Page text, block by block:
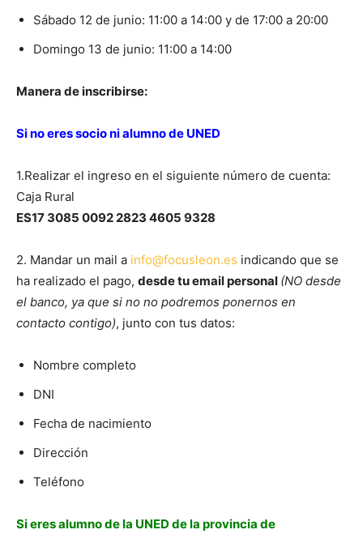
Sábado 12 de junio: 11:00 a 14:00 y de 17:00 a 20:00
Domingo 13 de junio: 11:00 a 14:00
Manera de inscribirse:
Si no eres socio ni alumno de UNED
1.Realizar el ingreso en el siguiente número de cuenta:
Caja Rural
ES17 3085 0092 2823 4605 9328
2. Mandar un mail a info@focusleon.es indicando que se
ha realizado el pago, desde tu email personal (NO desde
el banco, ya que si no no podremos ponernos en
contacto contigo), junto con tus datos:
Nombre completo
DNI
Fecha de nacimiento
Dirección
Teléfono
Si eres alumno de la UNED de la provincia de